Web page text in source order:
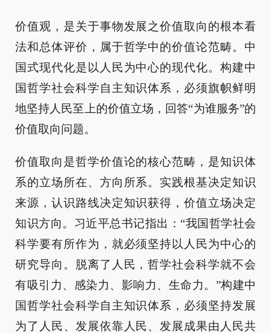
价值观，是关于事物发展之价值取向的根本看
法和总体评价，属于哲学中的价值论范畴。中
国式现代化是以人民为中心的现代化。构建中
国哲学社会科学自主知识体系，必须旗帜鲜明
地坚持人民至上的价值立场，回答“为谁服务”的
价值取向问题。
价值取向是哲学价值论的核心范畴，是知识体
系的立场所在、方向所系。实践根基决定知识
来源，认识路线决定知识获得，价值立场决定
知识方向。习近平总书记指出：“我国哲学社会
科学要有所作为，就必须坚持以人民为中心的
研究导向。脱离了人民，哲学社会科学就不会
有吸引力、感染力、影响力、生命力。”构建中
国哲学社会科学自主知识体系，必须坚持发展
为了人民、发展依靠人民、发展成果由人民共